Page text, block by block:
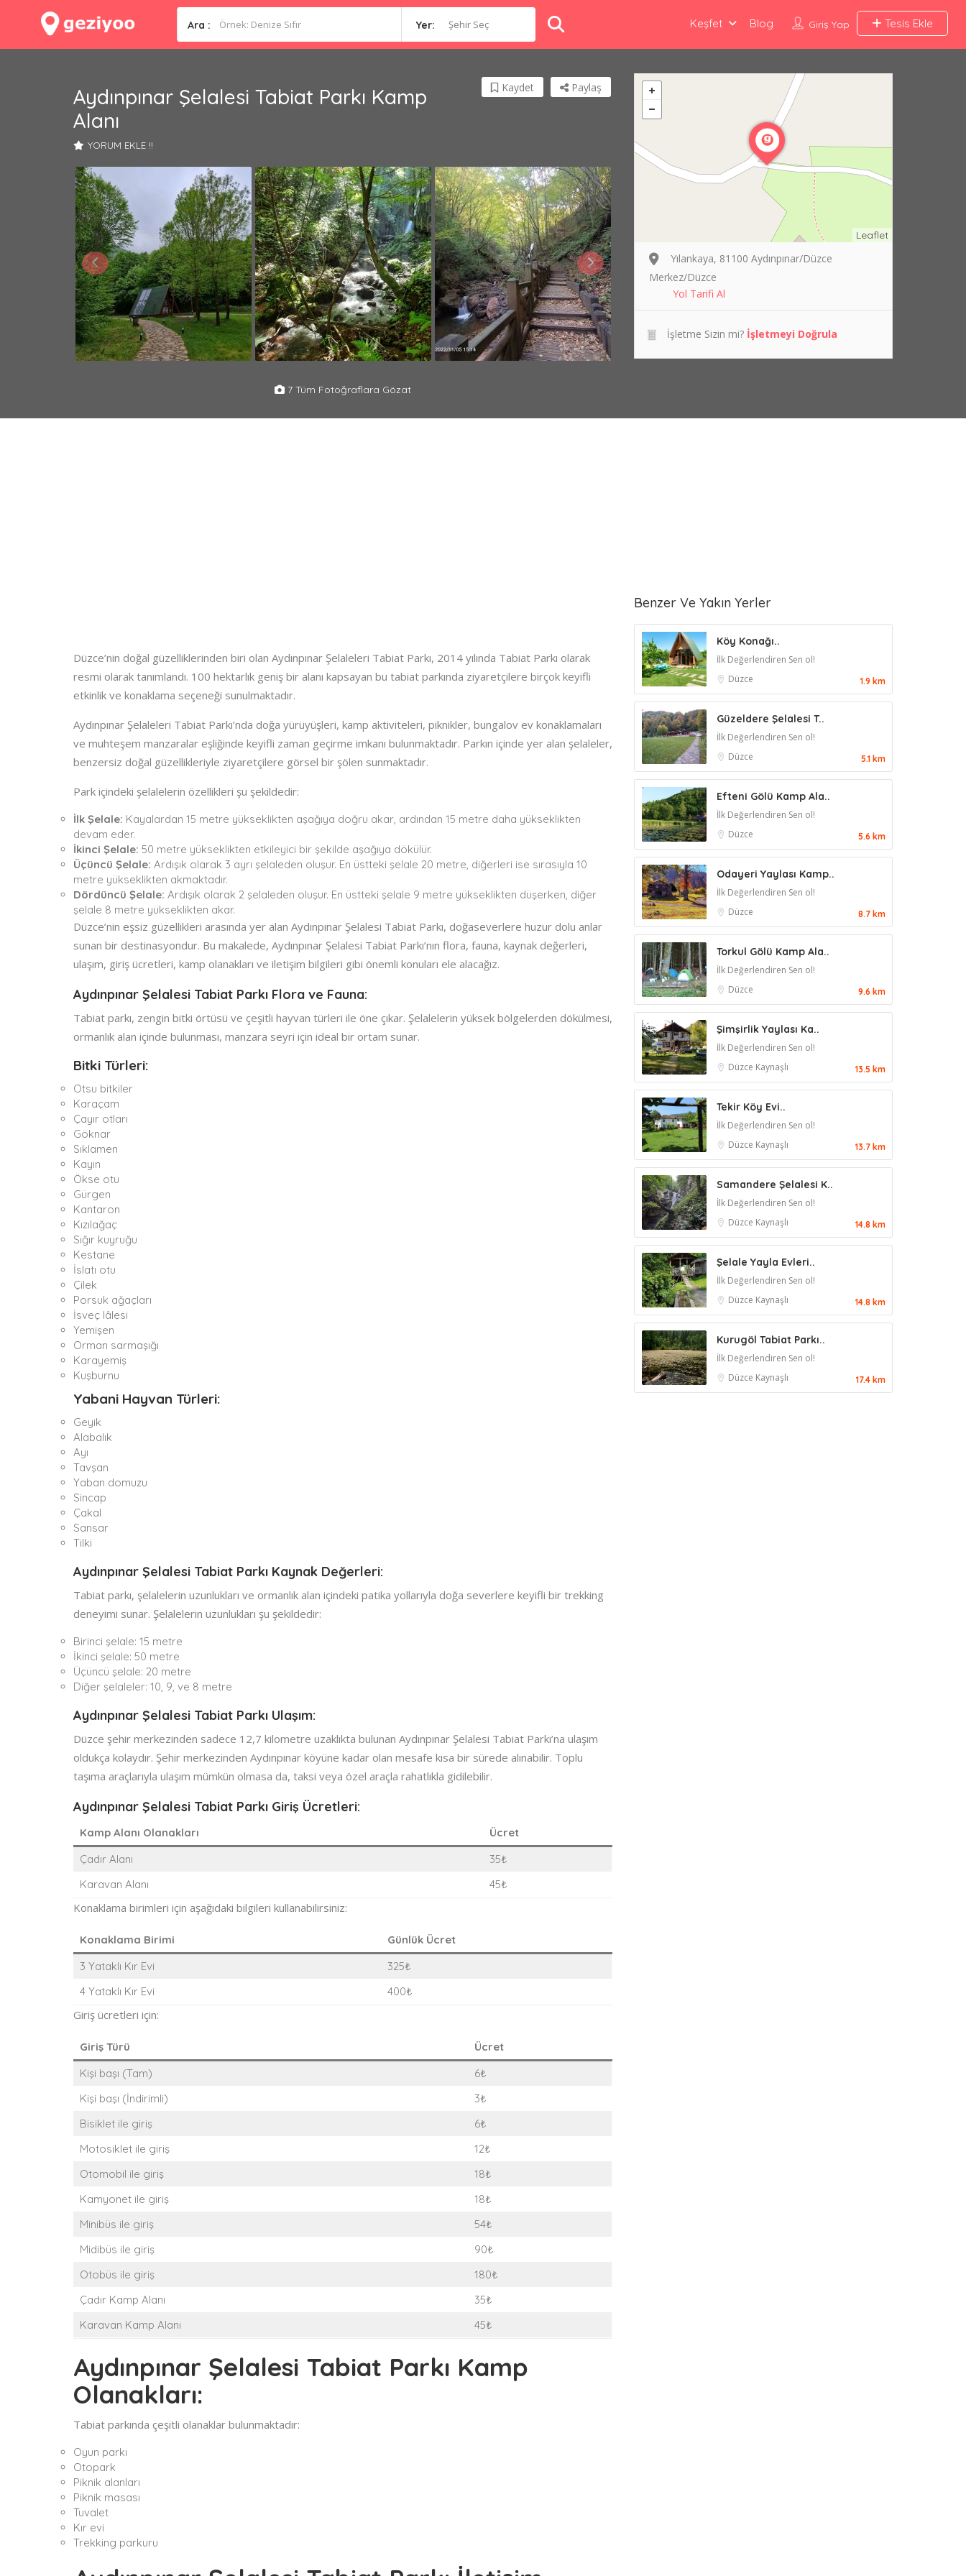
Ara : Yer: Şehir Seç Giriş Yap Tesis Ekle
Keşfet Blog
Aydınpınar Şelalesi Tabiat Parkı Kamp
Alanı
YORUM EKLE !!
Paylaş
Kaydet
7 Tüm Fotoğraflara Gözat
Düzce’nin doğal güzelliklerinden biri olan Aydınpınar Şelaleleri Tabiat Parkı, 2014 yılında Tabiat Parkı olarak
resmi olarak tanımlandı. 100 hektarlık geniş bir alanı kapsayan bu tabiat parkında ziyaretçilere birçok keyifli
etkinlik ve konaklama seçeneği sunulmaktadır.
Aydınpınar Şelaleleri Tabiat Parkı’nda doğa yürüyüşleri, kamp aktiviteleri, piknikler, bungalov ev konaklamaları
ve muhteşem manzaralar eşliğinde keyifli zaman geçirme imkanı bulunmaktadır. Parkın içinde yer alan şelaleler,
benzersiz doğal güzellikleriyle ziyaretçilere görsel bir şölen sunmaktadır.
Park içindeki şelalelerin özellikleri şu şekildedir:
İlk Şelale: Kayalardan 15 metre yükseklikten aşağıya doğru akar, ardından 15 metre daha yükseklikten
devam eder.
İkinci Şelale: 50 metre yükseklikten etkileyici bir şekilde aşağıya dökülür.
Üçüncü Şelale: Ardışık olarak 3 ayrı şelaleden oluşur. En üstteki şelale 20 metre, diğerleri ise sırasıyla 10
metre yükseklikten akmaktadır.
Dördüncü Şelale: Ardışık olarak 2 şelaleden oluşur. En üstteki şelale 9 metre yükseklikten düşerken, diğer
şelale 8 metre yükseklikten akar.
Düzce’nin eşsiz güzellikleri arasında yer alan Aydınpınar Şelalesi Tabiat Parkı, doğaseverlere huzur dolu anlar
sunan bir destinasyondur. Bu makalede, Aydınpınar Şelalesi Tabiat Parkı’nın flora, fauna, kaynak değerleri,
ulaşım, giriş ücretleri, kamp olanakları ve iletişim bilgileri gibi önemli konuları ele alacağız.
Aydınpınar Şelalesi Tabiat Parkı Flora ve Fauna:
Tabiat parkı, zengin bitki örtüsü ve çeşitli hayvan türleri ile öne çıkar. Şelalelerin yüksek bölgelerden dökülmesi,
ormanlık alan içinde bulunması, manzara seyri için ideal bir ortam sunar.
Bitki Türleri:
Otsu bitkiler
Karaçam
Çayır otları
Göknar
Sıklamen
Kayın
Ökse otu
Gürgen
Kantaron
Kızılağaç
Sığır kuyruğu
Kestane
İslatı otu
Çilek
Porsuk ağaçları
İsveç lâlesi
Yemişen
Orman sarmaşığı
Karayemiş
Kuşburnu
Yabani Hayvan Türleri:
Geyik
Alabalık
Ayı
Tavşan
Yaban domuzu
Sincap
Çakal
Sansar
Tilki
Aydınpınar Şelalesi Tabiat Parkı Kaynak Değerleri:
Tabiat parkı, şelalelerin uzunlukları ve ormanlık alan içindeki patika yollarıyla doğa severlere keyifli bir trekking
deneyimi sunar. Şelalelerin uzunlukları şu şekildedir:
Birinci şelale: 15 metre
İkinci şelale: 50 metre
Üçüncü şelale: 20 metre
Diğer şelaleler: 10, 9, ve 8 metre
Aydınpınar Şelalesi Tabiat Parkı Ulaşım:
Düzce şehir merkezinden sadece 12,7 kilometre uzaklıkta bulunan Aydınpınar Şelalesi Tabiat Parkı’na ulaşım
oldukça kolaydır. Şehir merkezinden Aydınpınar köyüne kadar olan mesafe kısa bir sürede alınabilir. Toplu
taşıma araçlarıyla ulaşım mümkün olmasa da, taksi veya özel araçla rahatlıkla gidilebilir.
Aydınpınar Şelalesi Tabiat Parkı Giriş Ücretleri:
Kamp Alanı Olanakları
Ücret
Çadır Alanı
35₺
Karavan Alanı
45₺
Konaklama birimleri için aşağıdaki bilgileri kullanabilirsiniz:
Konaklama Birimi
Günlük Ücret
3 Yataklı Kır Evi
325₺
4 Yataklı Kır Evi
400₺
Giriş ücretleri için:
Giriş Türü
Ücret
Kişi başı (Tam)
6₺
Kişi başı (İndirimli)
3₺
Bisiklet ile giriş
6₺
Motosiklet ile giriş
12₺
Otomobil ile giriş
18₺
Kamyonet ile giriş
18₺
Minibüs ile giriş
54₺
Midibüs ile giriş
90₺
Otobüs ile giriş
180₺
Çadır Kamp Alanı
35₺
Karavan Kamp Alanı
45₺
Aydınpınar Şelalesi Tabiat Parkı Kamp
Olanakları:
Tabiat parkında çeşitli olanaklar bulunmaktadır:
Oyun parkı
Otopark
Piknik alanları
Piknik masası
Tuvalet
Kır evi
Trekking parkuru
Leaflet
Yılankaya, 81100 Aydınpınar/Düzce
Merkez/Düzce
Yol Tarifi Al
İşletme Sizin mi? İşletmeyi Doğrula
Benzer Ve Yakın Yerler
Köy Konağı..
İlk Değerlendiren Sen ol!
Düzce
1.9 km
Güzeldere Şelalesi T..
İlk Değerlendiren Sen ol!
Düzce
5.1 km
Efteni Gölü Kamp Ala..
İlk Değerlendiren Sen ol!
Düzce
5.6 km
Odayeri Yaylası Kamp..
İlk Değerlendiren Sen ol!
Düzce
8.7 km
Torkul Gölü Kamp Ala..
İlk Değerlendiren Sen ol!
Düzce
9.6 km
Şimşirlik Yaylası Ka..
İlk Değerlendiren Sen ol!
Düzce Kaynaşlı 13.5 km
Tekir Köy Evi..
İlk Değerlendiren Sen ol!
Düzce Kaynaşlı 13.7 km
Samandere Şelalesi K..
İlk Değerlendiren Sen ol!
Düzce Kaynaşlı 14.8 km
Şelale Yayla Evleri..
İlk Değerlendiren Sen ol!
Düzce Kaynaşlı 14.8 km
Kurugöl Tabiat Parkı..
İlk Değerlendiren Sen ol!
Düzce Kaynaşlı 17.4 km